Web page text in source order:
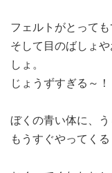
フェルトがとっても
そして目のばしょ
しょ。
じょうずすぎる～！
ぼくの青い体に、う
もうすぐやってく